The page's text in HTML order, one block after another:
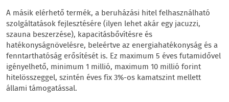
A másik elérhető termék, a beruházási hitel felhasználható
szolgáltatások fejlesztésére (ilyen lehet akár egy jacuzzi,
szauna beszerzése), kapacitásbővítésre és
hatékonyságnövelésre, beleértve az energiahatékonyság és a
fenntarthatóság erősítését is. Ez maximum 5 éves futamidővel
igényelhető, minimum 1 millió, maximum 10 millió forint
hitelösszeggel, szintén éves fix 3%-os kamatszint mellett
állami támogatással.